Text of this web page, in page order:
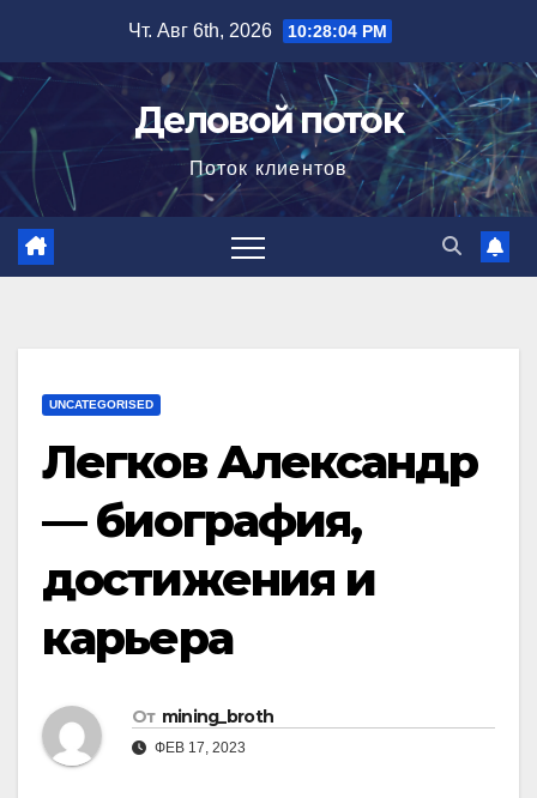
содержимому
Чт. Авг 6th, 2026 10:28:05 PM
Деловой поток
Поток клиентов
UNCATEGORISED
Легков Александр
— биография,
достижения и
карьера
От mining_broth
ФЕВ 17, 2023